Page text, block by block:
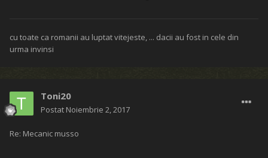
cu toate ca romanii au luptat vitejeste, ... dacii au fost in cele din
urma invinsi
Toni20
Postat Noiembrie 2, 2017
Re: Mecanic musso